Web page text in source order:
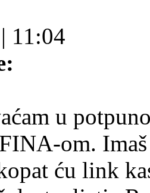
| 11:04
u
om.
ću link